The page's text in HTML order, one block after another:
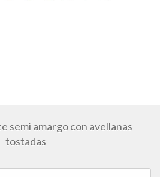
semi amargo con avellanas
tostadas